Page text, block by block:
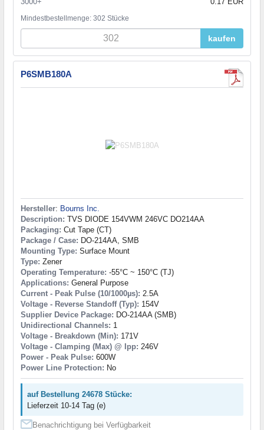
Mindestbestellmenge: 302 Stücke
kaufen
P6SMB180A
Hersteller: Bourns Inc.
Description: TVS DIODE 154VWM 246VC DO214AA
Packaging: Cut Tape (CT)
Package / Case: DO-214AA, SMB
Mounting Type: Surface Mount
Type: Zener
Operating Temperature: -55°C ~ 150°C (TJ)
Applications: General Purpose
Current - Peak Pulse (10/1000µs): 2.5A
Voltage - Reverse Standoff (Typ): 154V
Supplier Device Package: DO-214AA (SMB)
Unidirectional Channels: 1
Voltage - Breakdown (Min): 171V
Voltage - Clamping (Max) @ Ipp: 246V
Power - Peak Pulse: 600W
Power Line Protection: No
auf Bestellung 24678 Stücke:
Lieferzeit 10-14 Tag (e)
Benachrichtigung bei Verfügbarkeit